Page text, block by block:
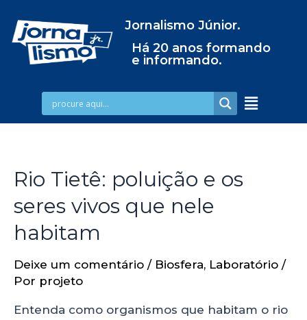
Jornalismo Júnior.
Há 20 anos formando
e informando.
Rio Tietê: poluição e os
seres vivos que nele
habitam
Deixe um comentário / Biosfera, Laboratório /
Por projeto
Entenda como organismos que habitam o rio